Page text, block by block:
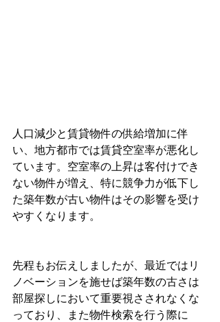
人口減少と賃貸物件の供給増加に伴
い、地方都市では賃貸空室率が悪化し
ています。空室率の上昇は客付けでき
ない物件が増え、特に競争力が低下し
た築年数が古い物件はその影響を受け
やすくなります。
先程もお伝えしましたが、最近ではリ
ノベーションを施せば築年数の古さは
部屋探しにおいて重要視さされなくな
っており、また物件検索を行う際に